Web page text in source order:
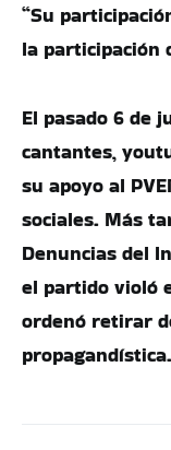
“Su
la participación
El pasado 6 de
cantantes,
su apoyo al
sociales. Más
Denuncias del
el partido violó
ordenó retirar
propagandística.